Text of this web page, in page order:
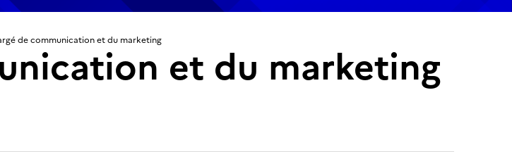
de communication et du marketing
et du marketing